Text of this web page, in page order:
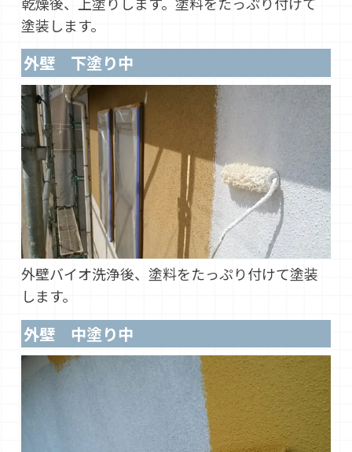
塗装します。
外壁 下塗り中
外壁バイオ洗浄後、塗料をたっぷり付けて塗装
します。
外壁 中塗り中